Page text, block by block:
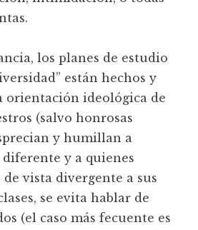
los planes de estudio
están hechos y
orientación ideológica de
(salvo honrosas
y humillan a
y a quienes
vista divergente a sus
se evita hablar de
(el caso más fecuente es